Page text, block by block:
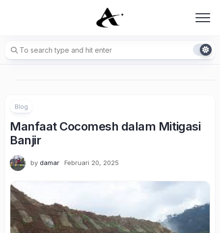
Blog
Manfaat Cocomesh dalam Mitigasi
Banjir
by damar Februari 20, 2025